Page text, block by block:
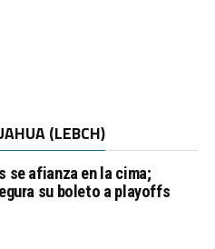
(LEBCH)
se afianza en la cima;
su boleto a playoffs